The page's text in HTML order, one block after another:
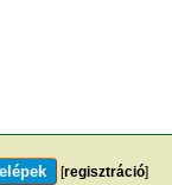
[regisztráció]